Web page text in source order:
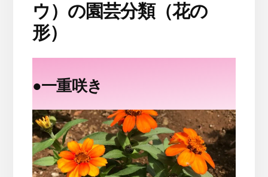
ウ）の園芸分類（花の
形）
●一重咲き